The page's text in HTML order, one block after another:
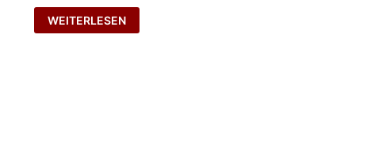
SELF-
NUDGING
WEITERLESEN